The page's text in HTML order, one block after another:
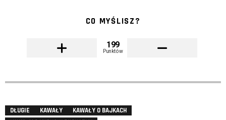
CO MYŚLISZ?
199
Punktów
DŁUGIE KAWAŁY
KAWAŁY O BAJKACH